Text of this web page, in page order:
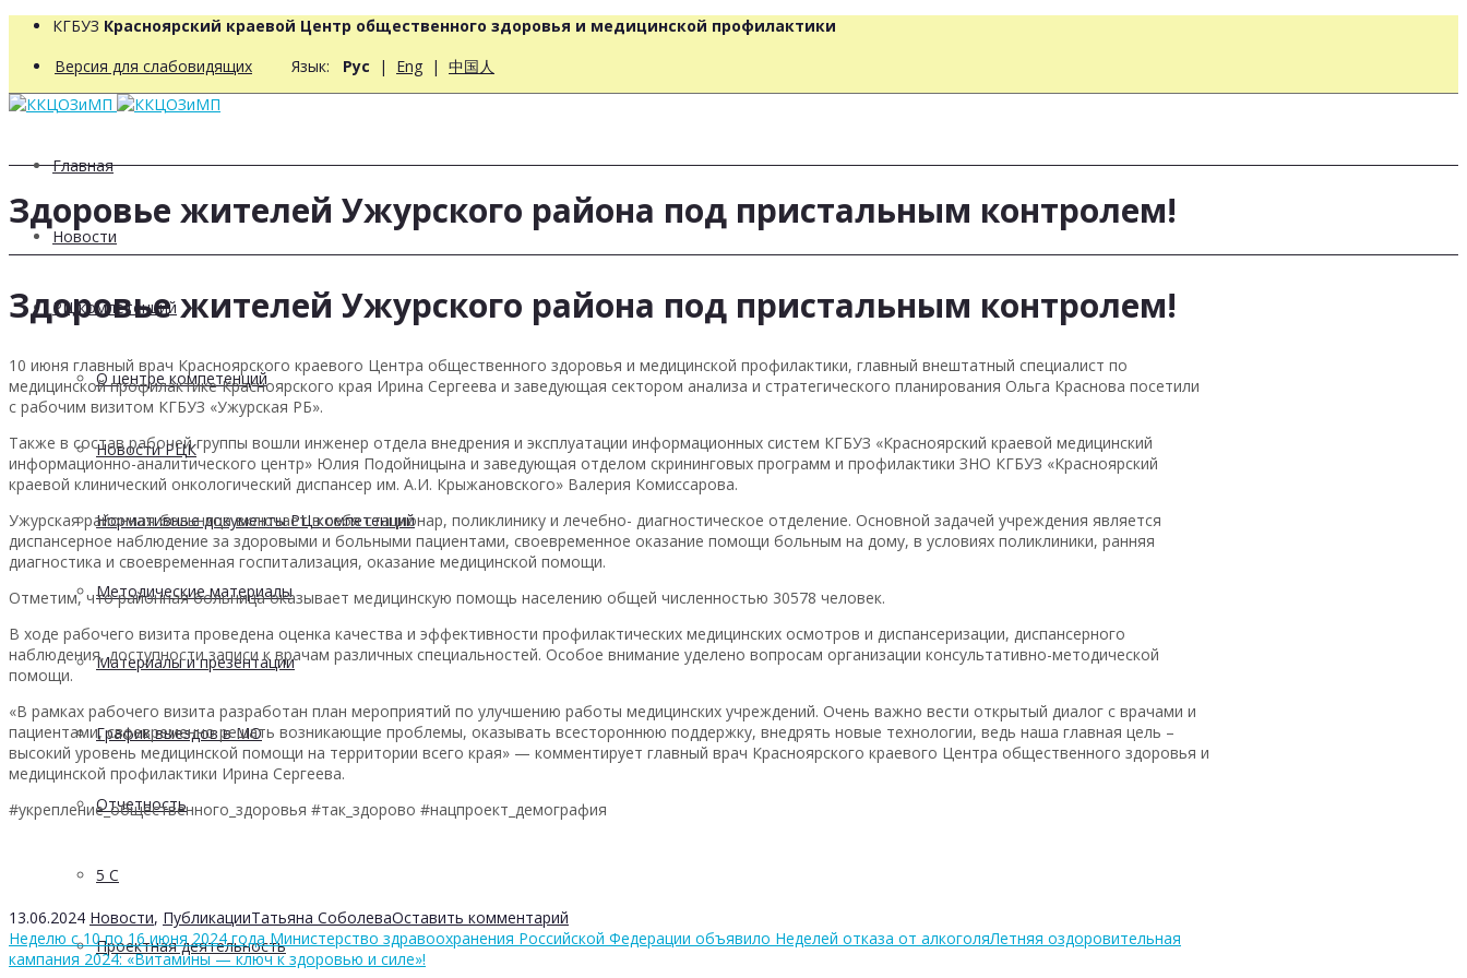
КГБУЗ Красноярский краевой Центр общественного здоровья и медицинской профилактики
Версия для слабовидящих Язык: Рус | Eng | 中国人
Главная
Новости
РЦ компетенций
О центре компетенций
Новости РЦК
Нормативные документы РЦ компетенций
Методические материалы
Материалы и презентации
График выездов в МО
Отчетность
5 С
Проектная деятельность
Здоровье жителей Ужурского района под пристальным контролем!
Здоровье жителей Ужурского района под пристальным контролем!
10 июня главный врач Красноярского краевого Центра общественного здоровья и медицинской профилактики, главный внештатный специалист по
медицинской профилактике Красноярского края Ирина Сергеева и заведующая сектором анализа и стратегического планирования Ольга Краснова посетили
с рабочим визитом КГБУЗ «Ужурская РБ».
Также в состав рабочей группы вошли инженер отдела внедрения и эксплуатации информационных систем КГБУЗ «Красноярский краевой медицинский
информационно-аналитического центр» Юлия Подойницына и заведующая отделом скрининговых программ и профилактики ЗНО КГБУЗ «Красноярский
краевой клинический онкологический диспансер им. А.И. Крыжановского» Валерия Комиссарова.
Ужурская районная больница включает в себя стационар, поликлинику и лечебно- диагностическое отделение. Основной задачей учреждения является
диспансерное наблюдение за здоровыми и больными пациентами, своевременное оказание помощи больным на дому, в условиях поликлиники, ранняя
диагностика и своевременная госпитализация, оказание медицинской помощи.
Отметим, что районная больница оказывает медицинскую помощь населению общей численностью 30578 человек.
В ходе рабочего визита проведена оценка качества и эффективности профилактических медицинских осмотров и диспансеризации, диспансерного
наблюдения, доступности записи к врачам различных специальностей. Особое внимание уделено вопросам организации консультативно-методической
помощи.
«В рамках рабочего визита разработан план мероприятий по улучшению работы медицинских учреждений. Очень важно вести открытый диалог с врачами и
пациентами, своевременно решать возникающие проблемы, оказывать всестороннюю поддержку, внедрять новые технологии, ведь наша главная цель –
высокий уровень медицинской помощи на территории всего края» — комментирует главный врач Красноярского краевого Центра общественного здоровья и
медицинской профилактики Ирина Сергеева.
#укрепление_общественного_здоровья #так_здорово #нацпроект_демография
13.06.2024 Новости, ПубликацииТатьяна СоболеваОставить комментарий
Неделю с 10 по 16 июня 2024 года Министерство здравоохранения Российской Федерации объявило Неделей отказа от алкоголяЛетняя оздоровительная
кампания 2024: «Витамины — ключ к здоровью и силе»!